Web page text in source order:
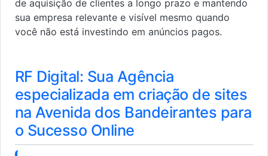
de aquisição de clientes a longo prazo e mantendo
sua empresa relevante e visível mesmo quando
você não está investindo em anúncios pagos.
RF Digital: Sua Agência
especializada em criação de sites
na Avenida dos Bandeirantes para
o Sucesso Online